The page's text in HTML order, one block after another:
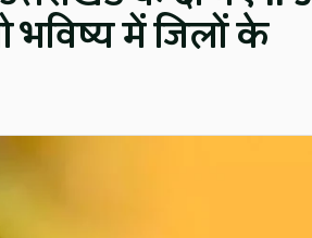
भविष्य में जिलों के